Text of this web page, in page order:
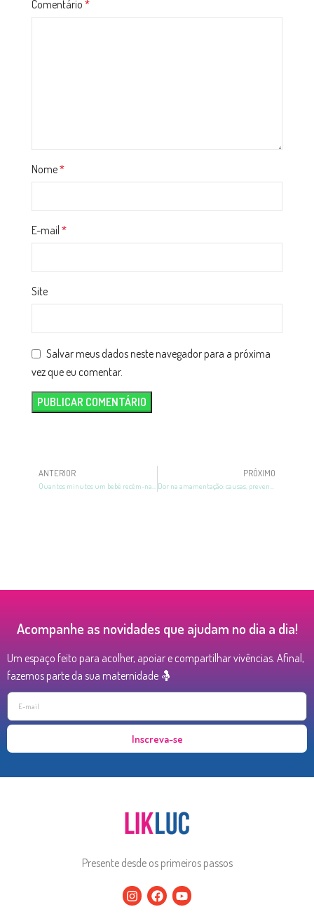
Comentário *
Nome*
E-mail *
Site
Salvar meus dados neste navegador para a próxima
vez que eu comentar.
ANTERIOR
Quantos minutos um bebê recém-nascido mama? Descubra!
PRÓXIMO
Dor na amamentação: causas, prevenções e cuidados!
Acompanhe as novidades que ajudam no dia a dia!
Um espaço feito para acolher, apoiar e compartilhar vivências. Afinal,
fazemos parte da sua maternidade 🤱
Inscreva-se
Presente desde os primeiros passos